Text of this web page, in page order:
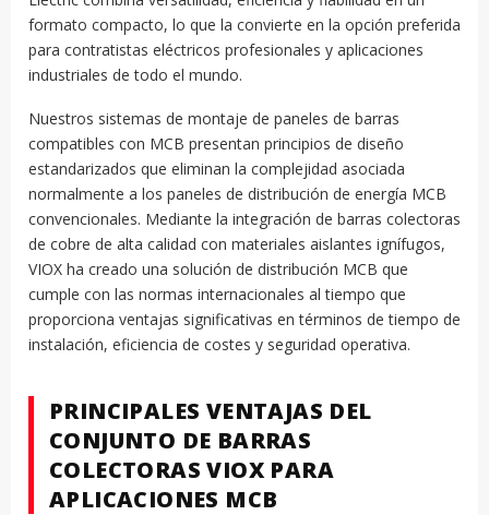
formato compacto, lo que la convierte en la opción preferida
para contratistas eléctricos profesionales y aplicaciones
industriales de todo el mundo.
Nuestros sistemas de montaje de paneles de barras
compatibles con MCB presentan principios de diseño
estandarizados que eliminan la complejidad asociada
normalmente a los paneles de distribución de energía MCB
convencionales. Mediante la integración de barras colectoras
de cobre de alta calidad con materiales aislantes ignífugos,
VIOX ha creado una solución de distribución MCB que
cumple con las normas internacionales al tiempo que
proporciona ventajas significativas en términos de tiempo de
instalación, eficiencia de costes y seguridad operativa.
PRINCIPALES VENTAJAS DEL
CONJUNTO DE BARRAS
COLECTORAS VIOX PARA
APLICACIONES MCB